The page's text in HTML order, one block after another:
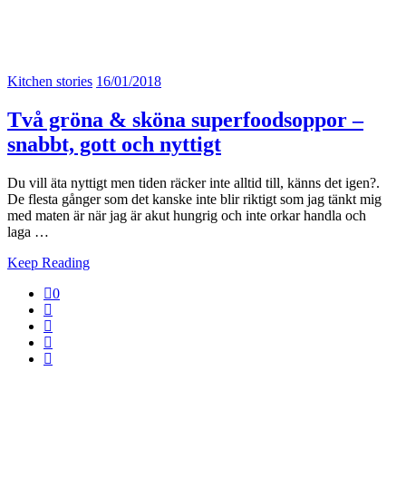
Kitchen stories 16/01/2018
Två gröna & sköna superfoodsoppor –
snabbt, gott och nyttigt
Du vill äta nyttigt men tiden räcker inte alltid till, känns det igen?.
De flesta gånger som det kanske inte blir riktigt som jag tänkt mig
med maten är när jag är akut hungrig och inte orkar handla och
laga …
Keep Reading
0